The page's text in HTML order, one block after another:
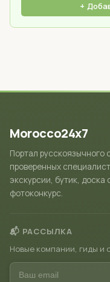
+
Morocco24x7
Портал русскоязычного
проверенных
экскурсии, бутик, доска
фотоконкурс.
📬 РАССЫЛКА
Новые компании, гиды и